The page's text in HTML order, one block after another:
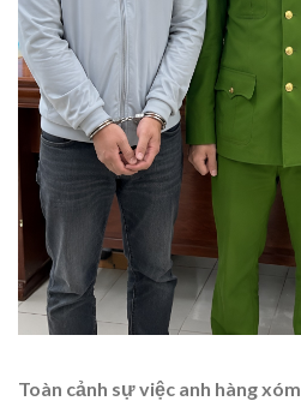
Toàn cảnh sự việc anh hàng xóm